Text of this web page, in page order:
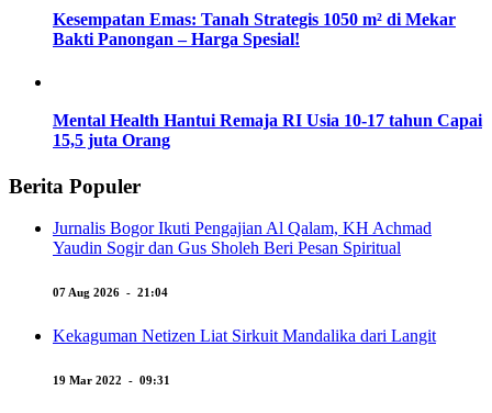
Kesempatan Emas: Tanah Strategis 1050 m² di Mekar
Bakti Panongan – Harga Spesial!
Mental Health Hantui Remaja RI Usia 10-17 tahun Capai
15,5 juta Orang
Berita Populer
Jurnalis Bogor Ikuti Pengajian Al Qalam, KH Achmad
Yaudin Sogir dan Gus Sholeh Beri Pesan Spiritual
07 Aug 2026 - 21:04
Kekaguman Netizen Liat Sirkuit Mandalika dari Langit
19 Mar 2022 - 09:31